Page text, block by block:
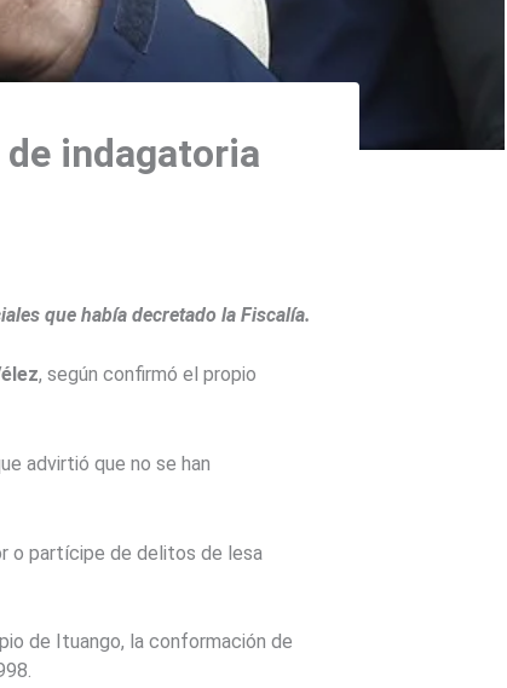
indagatoria
que había decretado la Fiscalía.
, según confirmó el propio
advirtió que no se han
o partícipe de delitos de lesa
de Ituango, la conformación de